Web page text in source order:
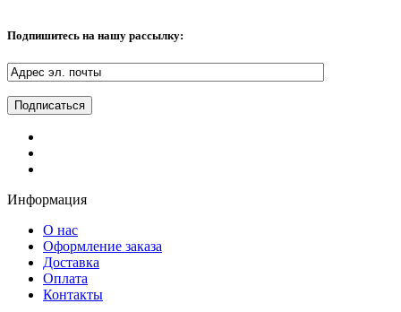
Подпишитесь на нашу рассылку:
Информация
О нас
Оформление заказа
Доставка
Оплата
Контакты